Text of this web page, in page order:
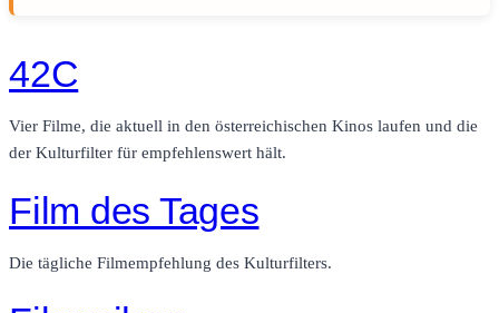
42C
Vier Filme, die aktuell in den österreichischen Kinos laufen und die
der Kulturfilter für empfehlenswert hält.
Film des Tages
Die tägliche Filmempfehlung des Kulturfilters.